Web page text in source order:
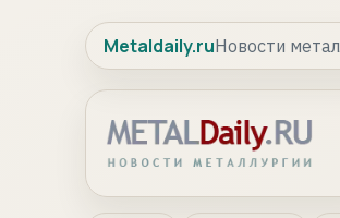
Metaldaily.ruНовости